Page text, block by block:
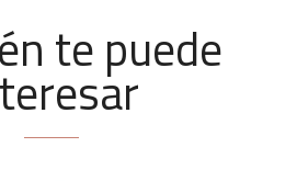
te puede